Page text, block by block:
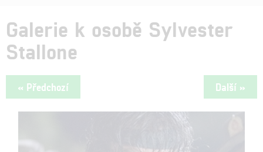
Galerie k osobě Sylvester
Stallone
« Předchozí Další »